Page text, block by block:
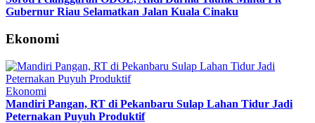
Gubernur Riau Selamatkan Jalan Kuala Cinaku
Ekonomi
Ekonomi
Mandiri Pangan, RT di Pekanbaru Sulap Lahan Tidur Jadi
Peternakan Puyuh Produktif